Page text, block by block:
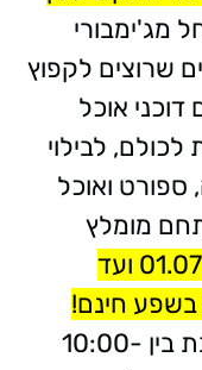
מג'ימבורי
שרוצים לקפוץ
אוכל
לכולם, לבילוי
ואוכל
מומלץ
- 01.07 ועד
ימים א-ה ושבת בין 10:00-